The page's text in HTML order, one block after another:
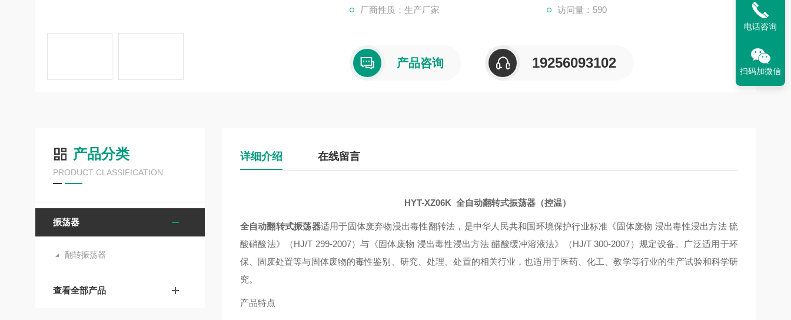
厂商性质：生产厂家 访问量：590
产品咨询 19256093102
产品分类
PRODUCT CLASSIFICATION
振荡器
翻转振荡器
查看全部产品
详细介绍 在线留言
HYT-XZ06K全自动翻转式振荡器 （控温）
全自动翻转式振荡器适用于固体废弃物浸出毒性翻转法，是中华人民共和国环境保护行业标准《固体废物 浸出毒性浸出方法 硫
酸硝酸法》（HJ/T 299-2007）与《固体废物 浸出毒性浸出方法 醋酸缓冲溶液法》（HJ/T 300-2007）规定设备。广泛适用于环
保、固废处置等与固体废物的毒性鉴别、研究、处理、处置的相关行业，也适用于医药、化工、教学等行业的生产试验和科学研
究。
产品特点
电话咨询
扫码加微信